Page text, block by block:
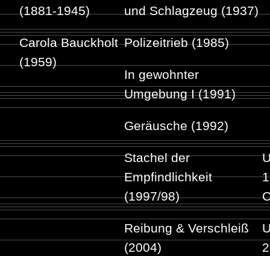
(1881-1945)
und Schlagzeug (1937)
Carola Bauckholt
(1959)
Polizeitrieb (1985)
In gewohnter
Umgebung I (1991)
Geräusche (1992)
Stachel der
Empfindlichkeit
(1997/98)
Reibung & Verschleiß
(2004)